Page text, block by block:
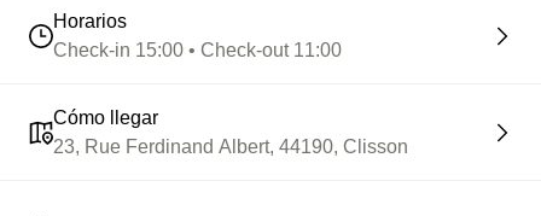
Horarios
Check-in 15:00 • Check-out 11:00
Cómo llegar
23, Rue Ferdinand Albert, 44190, Clisson